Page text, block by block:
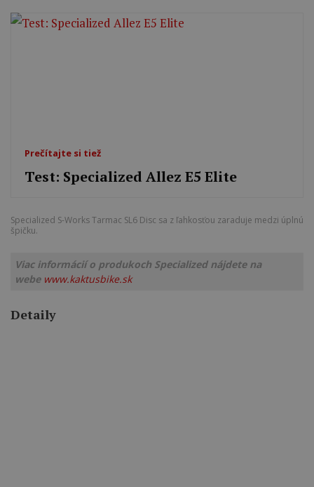
Prečítajte si tiež
Test: Specialized Allez E5 Elite
Specialized S-Works Tarmac SL6 Disc sa z ľahkosťou zaraduje medzi úplnú
špičku.
Viac informácií o produkoch Specialized nájdete na
webe www.kaktusbike.sk
Detaily